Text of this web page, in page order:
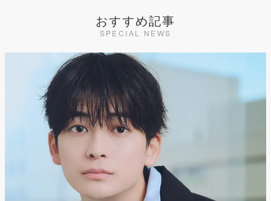
おすすめ記事
SPECIAL NEWS